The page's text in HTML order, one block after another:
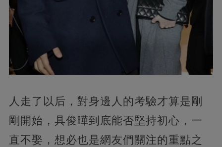
人走了以后，對身邊人的考驗才算是剛
剛開始，具俊曄到底能否堅持初心，一
直不娶，想必也是網友們關注的重點之